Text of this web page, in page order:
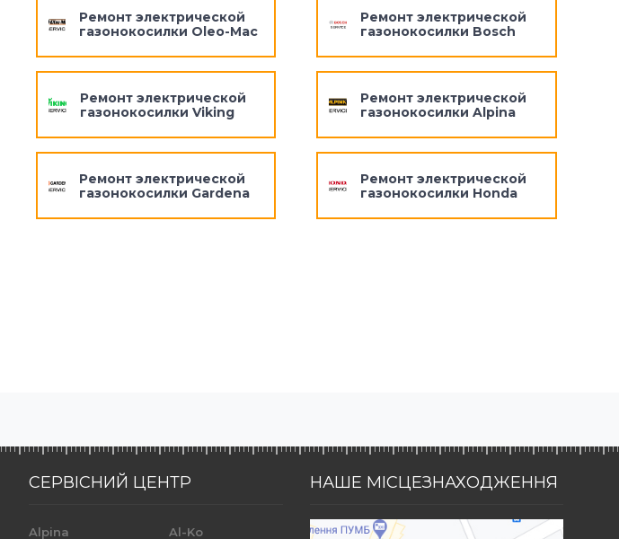
Ремонт электрической
газонокосилки Oleo-Mac
Ремонт электрической
газонокосилки Viking
Ремонт электрической
газонокосилки Gardena
Ремонт электрической
газонокосилки Bosch
Ремонт электрической
газонокосилки Alpina
Ремонт электрической
газонокосилки Honda
СЕРВІСНИЙ ЦЕНТР
Alpina Al-Ko
НАШЕ МІСЦЕЗНАХОДЖЕННЯ